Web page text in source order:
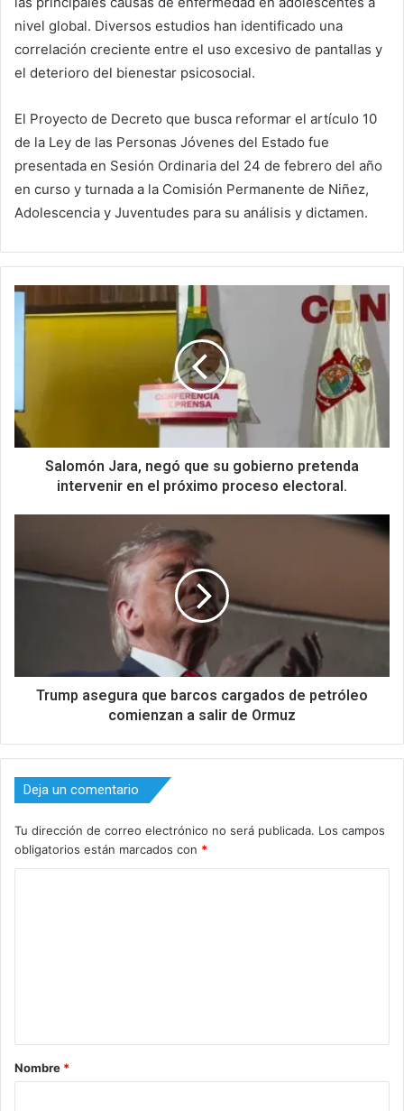
nivel global. Diversos estudios han identificado una
correlación creciente entre el uso excesivo de pantallas y
el deterioro del bienestar psicosocial.
El Proyecto de Decreto que busca reformar el artículo 10
de la Ley de las Personas Jóvenes del Estado fue
presentada en Sesión Ordinaria del 24 de febrero del año
en curso y turnada a la Comisión Permanente de Niñez,
Adolescencia y Juventudes para su análisis y dictamen.
Salomón Jara, negó que su gobierno pretenda
intervenir en el próximo proceso electoral.
Trump asegura que barcos cargados de petróleo
comienzan a salir de Ormuz
Deja un comentario
Tu dirección de correo electrónico no será publicada. Los campos
obligatorios están marcados con *
a
r
Nombre *